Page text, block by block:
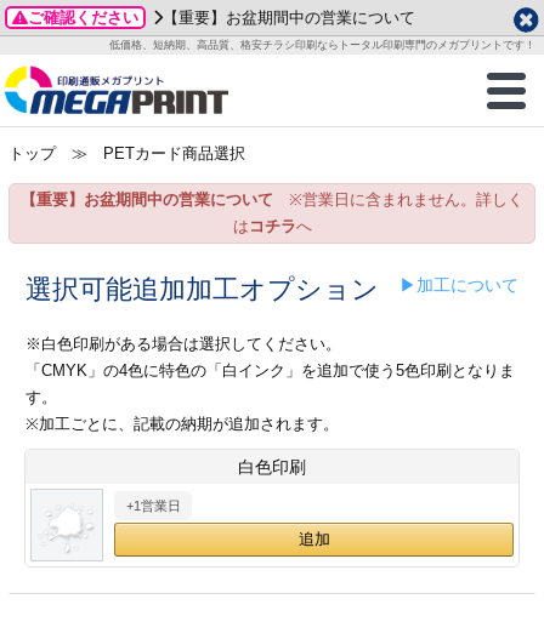
ご確認ください 【重要】お盆期間中の営業について
低価格、短納期、高品質、格安チラシ印刷ならトータル印刷専門のメガプリントです！
商品一覧
グッズ
ステッカー
ックカード印刷
業ツール印刷
ィ・販促グッズ
＆盛り上げ印刷
イズ
ご利用ガイド
お客様へ
いて
方法
/送料について
刷
カード印刷
ックカード名刺
ムカード
印刷
型マル型印刷
ー印刷
ード印刷
データ作成ガイド
成前に
ガイド
加工指示ガイド
テンプレート
ード印刷
名刺印刷
ックカード
ード印刷
刷
印刷
印刷
形マル型
一覧
わせ
り
プル請求
2026年 8月
月
火 水 木 金
土
3
4 5 6 7
8
15
24
25 26 27
29
2026年 9月
月
1
2 3 4
5
12
14
15 17
22 23 24 25
26
28
29 30
トップ≫ PETカード商品選択
【重要】お盆期間中の営業について ※営業日に含まれません。詳しく
は コチラへ
選択可能追加加工オプション ▶加工について
※白色印刷がある場合は選択してください。
「CMYK」の4色に特色の「白インク」を追加で使う5色印刷となりま
す。
※加工ごとに、記載の納期が追加されます。
白色印刷
+1営業日